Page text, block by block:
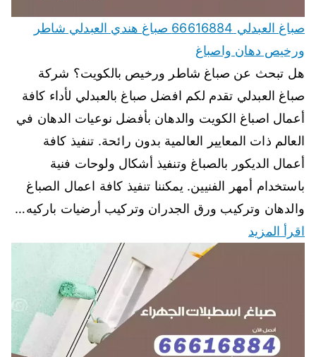
صباغ العبدلي 66616884 صباغ هندي العبدلي شاطر
ورخيص دهان واصباغ
هل تبحث عن صباغ شاطر ورخيص بالكويت؟ شركة
صباغ العبدلي تقدم لكم افضل صباغ بالعبدلي لأداء كافة
أعمال اصباغ الكويت والدهان بأفضل نوعيات الدهان في
العالم ذات المعايير العالمية بدون رائحة. تنفيذ كافة
أعمال الديكور بالصباغ وتنفيذ أشكال ولوحات فنية
باستخدام أمهر الفنيين. يمكننا تنفيذ كافة اعمال الصباغ
والدهان وتركيب ورق الجدران وتركيب أرضيات باركيه…
اقرأ المزيد